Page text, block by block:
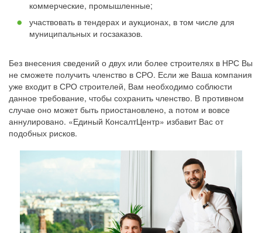
коммерческие, промышленные;
участвовать в тендерах и аукционах, в том числе для
муниципальных и госзаказов.
Без внесения сведений о двух или более строителях в НРС Вы
не сможете получить членство в СРО. Если же Ваша компания
уже входит в СРО строителей, Вам необходимо соблюсти
данное требование, чтобы сохранить членство. В противном
случае оно может быть приостановлено, а потом и вовсе
аннулировано. «Единый КонсалтЦентр» избавит Вас от
подобных рисков.